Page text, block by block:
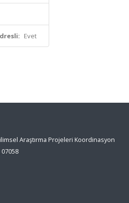
Evet
Araştırma Projeleri Koordinasyon